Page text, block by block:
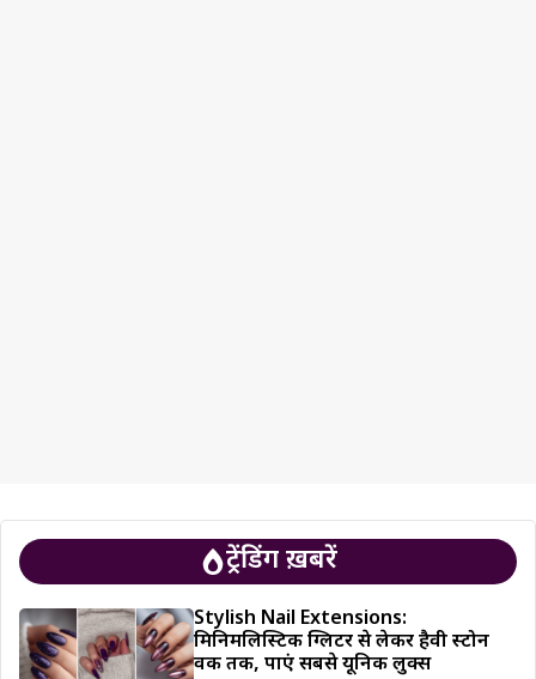
ट्रेंडिंग ख़बरें
Stylish Nail Extensions:
मिनिमलिस्टिक ग्लिटर से लेकर हैवी स्टोन
वर्क तक, पाएं सबसे यूनिक लुक्स